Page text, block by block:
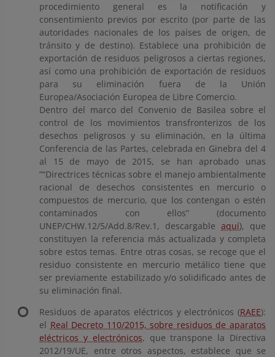
procedimiento general es la notificación y
consentimiento previos por escrito (por parte de las
autoridades nacionales de los países de origen, de
tránsito y de destino). Establece una prohibición de
exportación de residuos peligrosos a ciertas regiones,
así como una prohibición de exportación de residuos
para su eliminación fuera de la Unión
Europea/Asociación Europea de Libre Comercio.
Dentro del marco del Convenio de Basilea sobre el
control de los movimientos transfronterizos de los
desechos peligrosos y su eliminación, en la última
Conferencia de las Partes, celebrada en Ginebra del 4
al 15 de mayo de 2015, se han aprobado unas
”“Directrices técnicas sobre el manejo ambientalmente
racional de desechos consistentes en mercurio o
compuestos de mercurio, que los contengan o estén
contaminados con ellos” (documento
UNEP/CHW.12/5/Add.8/Rev.1, descargable aquí), que
constituyen la referencia más actualizada y completa
sobre estos temas. Entre otras cosas, se recoge que el
residuo consistente en mercurio metálico tiene que
ser previamente estabilizado y/o solidificado antes de
su eliminación final.
Residuos de aparatos eléctricos y electrónicos (RAEE):
el Real Decreto 110/2015, sobre residuos de aparatos
eléctricos y electrónicos, que transpone la Directiva
2012/19/UE, entre otros aspectos, establece que se